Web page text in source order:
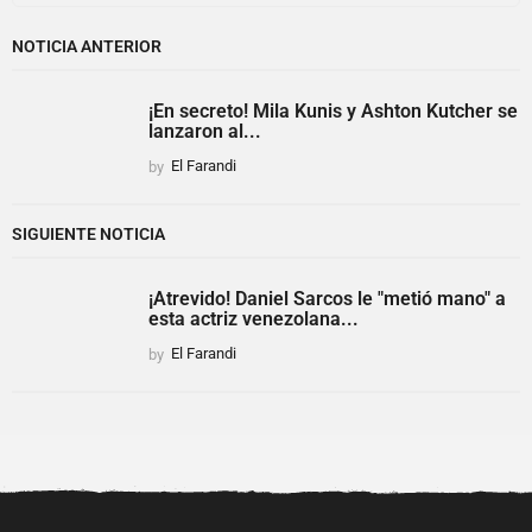
NOTICIA ANTERIOR
¡En secreto! Mila Kunis y Ashton Kutcher se
lanzaron al...
by El Farandi
SIGUIENTE NOTICIA
¡Atrevido! Daniel Sarcos le "metió mano" a
esta actriz venezolana...
by El Farandi